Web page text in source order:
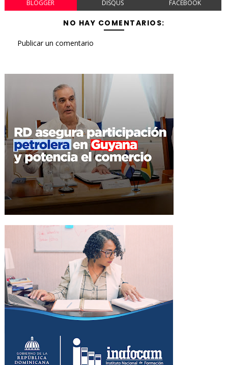
BLOGGER DISQUS FACEBOOK
NO HAY COMENTARIOS:
Publicar un comentario